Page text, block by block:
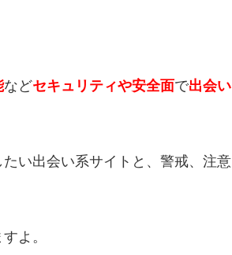
などセキュリティや安全面で出会い
い出会い系サイトと、警戒、注意
よ。